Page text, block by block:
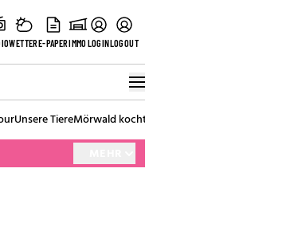
WETTERE-PAPERIMMOLOGINLOGOUT
Unsere TiereMörwald kocht